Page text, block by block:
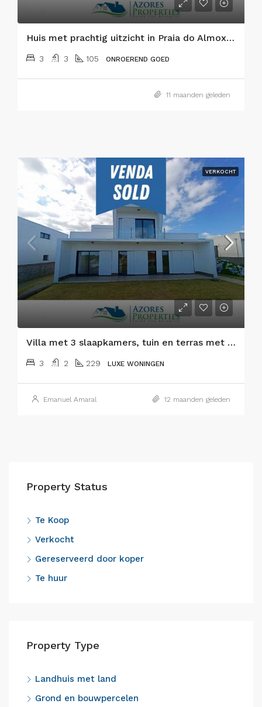
Huis met prachtig uitzicht in Praia do Almoxarife, Faial Eiland
3 3 105 ONROEREND GOED
11 maanden geleden
VERKOCHT
Villa met 3 slaapkamers, tuin en terras met prachtig uitzicht, Faial eiland, Azoren
3 2 229 LUXE WONINGEN
Emanuel Amaral 12 maanden geleden
Property Status
Te Koop
Verkocht
Gereserveerd door koper
Te huur
Property Type
Landhuis met land
Grond en bouwpercelen